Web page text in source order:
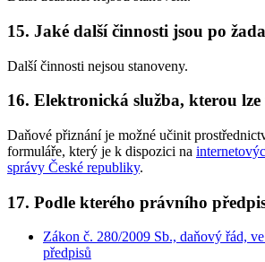
15. Jaké další činnosti jsou po
Další činnosti nejsou stanoveny.
16. Elektronická služba, kterou
Daňové přiznání je možné učinit
formuláře, který je k dispozici na
správy České republiky.
17. Podle kterého právního
Zákon č. 280/2009 Sb., daňový řád,
předpisů